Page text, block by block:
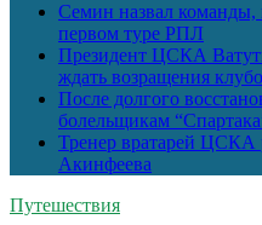
Семин назвал команды,
первом туре РПЛ
Президент ЦСКА
ждать возращения
После долгого
болельщикам
Тренер вратарей ЦСКА
Акинфеева
Путешествия